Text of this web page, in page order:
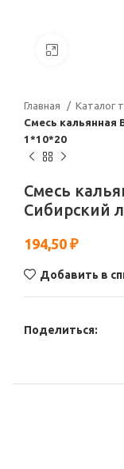
Главная
Каталог
Смесь кальянная
1*10*20
Смесь
Сибирский
194,50 ₽
Добавить в
Поделиться: